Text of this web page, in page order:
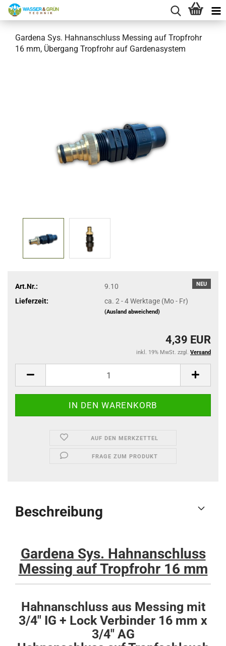
Gardena Sys. Hahnanschluss Messing auf Tropfrohr
16 mm, Übergang Tropfrohr auf Gardenasystem
NEU
Art.Nr.:
9.10
Lieferzeit:
ca. 2 - 4 Werktage (Mo - Fr)
(Ausland abweichend)
4,39 EUR
inkl. 19% MwSt. zzgl. Versand
AUF DEN MERKZETTEL
FRAGE ZUM PRODUKT
Beschreibung
Gardena Sys. Hahnanschluss
Messing auf Tropfrohr 16 mm
Hahnanschluss aus Messing mit
3/4" IG + Lock Verbinder 16 mm x
3/4" AG